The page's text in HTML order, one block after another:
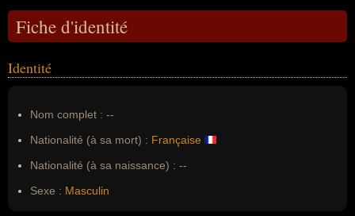
Fiche d'identité
Identité
Nom complet : --
Nationalité (à sa mort) : Française
Nationalité (à sa naissance) : --
Sexe : Masculin